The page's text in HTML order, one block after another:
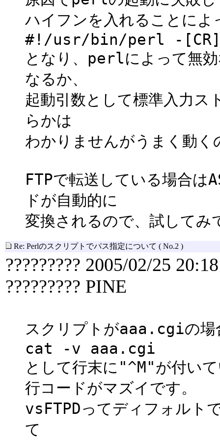
ハイフンを入れることによ
#!/usr/bin/perl -
となり、perlによって無
なるか、
起動引数として標準入力ス
らかは
わかりませんがうまく動く
FTPで転送している場合は
ドが自動的に
変換されるので、試してみ
Re: Perlのスクリプトでパス指定について ( No.2 )
????????? 2005/02/25 20:18
????????? PINE
スクリプトがaaa.cgiの場
cat -v aaa.cgi
として行末に"^M"が付い
行コードがマズイです。
vsFTPDってディフォルト
て